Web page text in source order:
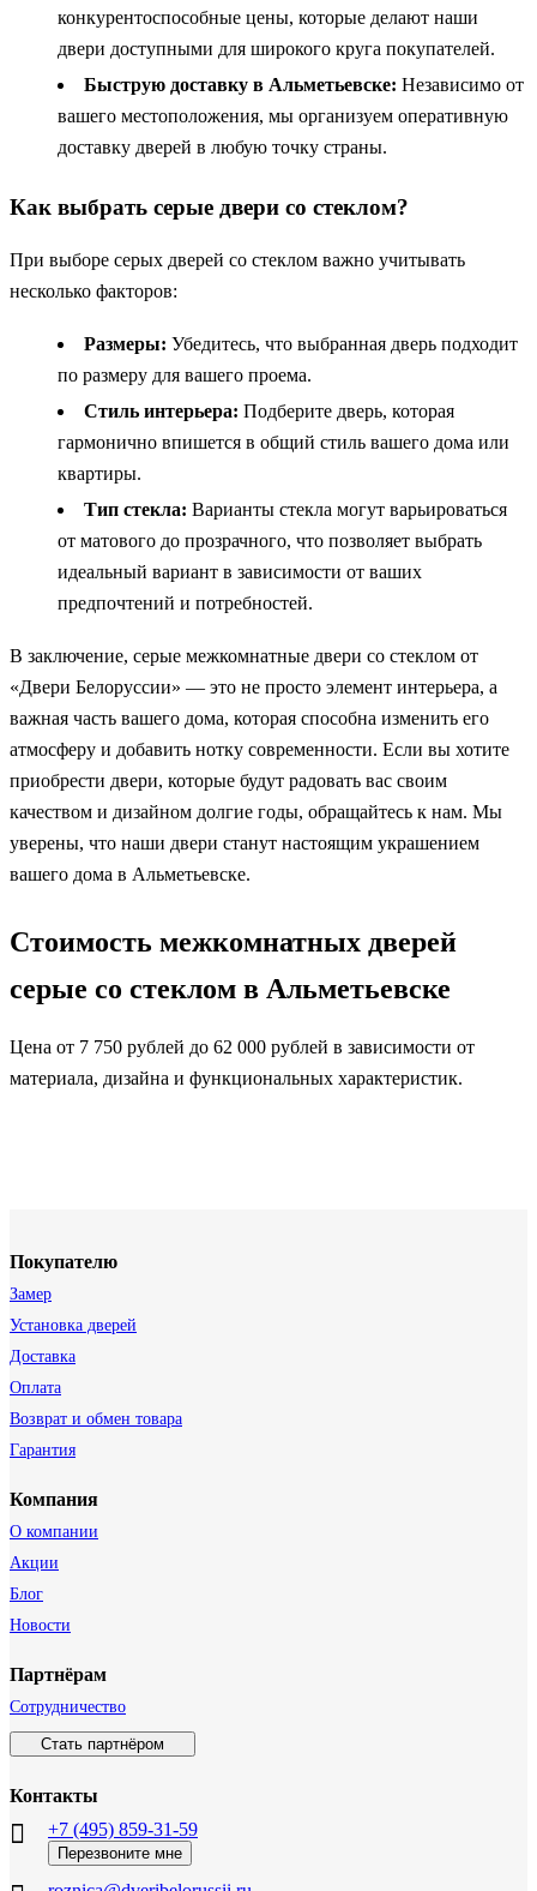
конкурентоспособные цены, которые делают наши
двери доступными для широкого круга покупателей.
Быструю доставку в Альметьевске: Независимо от
вашего местоположения, мы организуем оперативную
доставку дверей в любую точку страны.
Как выбрать серые двери со стеклом?
При выборе серых дверей со стеклом важно учитывать
несколько факторов:
Размеры: Убедитесь, что выбранная дверь подходит
по размеру для вашего проема.
Стиль интерьера: Подберите дверь, которая
гармонично впишется в общий стиль вашего дома или
квартиры.
Тип стекла: Варианты стекла могут варьироваться
от матового до прозрачного, что позволяет выбрать
идеальный вариант в зависимости от ваших
предпочтений и потребностей.
В заключение, серые межкомнатные двери со стеклом от
«Двери Белоруссии» — это не просто элемент интерьера, а
важная часть вашего дома, которая способна изменить его
атмосферу и добавить нотку современности. Если вы хотите
приобрести двери, которые будут радовать вас своим
качеством и дизайном долгие годы, обращайтесь к нам. Мы
уверены, что наши двери станут настоящим украшением
вашего дома в Альметьевске.
Стоимость межкомнатных дверей
серые со стеклом в Альметьевске
Цена от 7 750 рублей до 62 000 рублей в зависимости от
материала, дизайна и функциональных характеристик.
Покупателю
Замер
Установка дверей
Доставка
Оплата
Возврат и обмен товара
Гарантия
Компания
О компании
Акции
Блог
Новости
Партнёрам
Сотрудничество
Стать партнёром
Контакты
+7 (495) 859-31-59
Перезвоните мне